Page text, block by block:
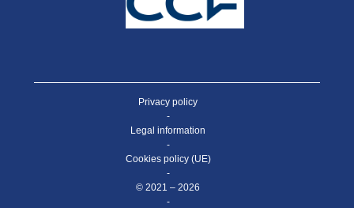
Privacy policy
-
Legal information
-
Cookies policy (UE)
-
© 2021 – 2026
-